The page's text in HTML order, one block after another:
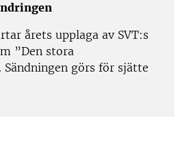
årets upplaga av SVT:s
”Den stora
Sändningen görs för sjätte